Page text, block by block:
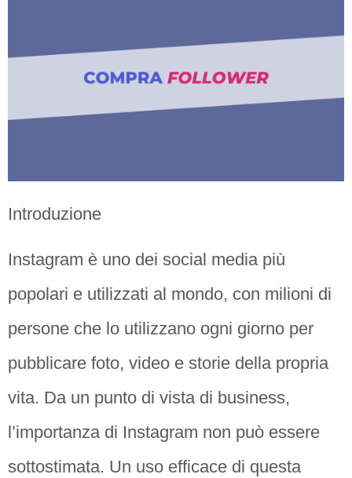
Introduzione
Instagram è uno dei social media più
popolari e utilizzati al mondo, con milioni di
persone che lo utilizzano ogni giorno per
pubblicare foto, video e storie della propria
vita. Da un punto di vista di business,
l’importanza di Instagram non può essere
sottostimata. Un uso efficace di questa